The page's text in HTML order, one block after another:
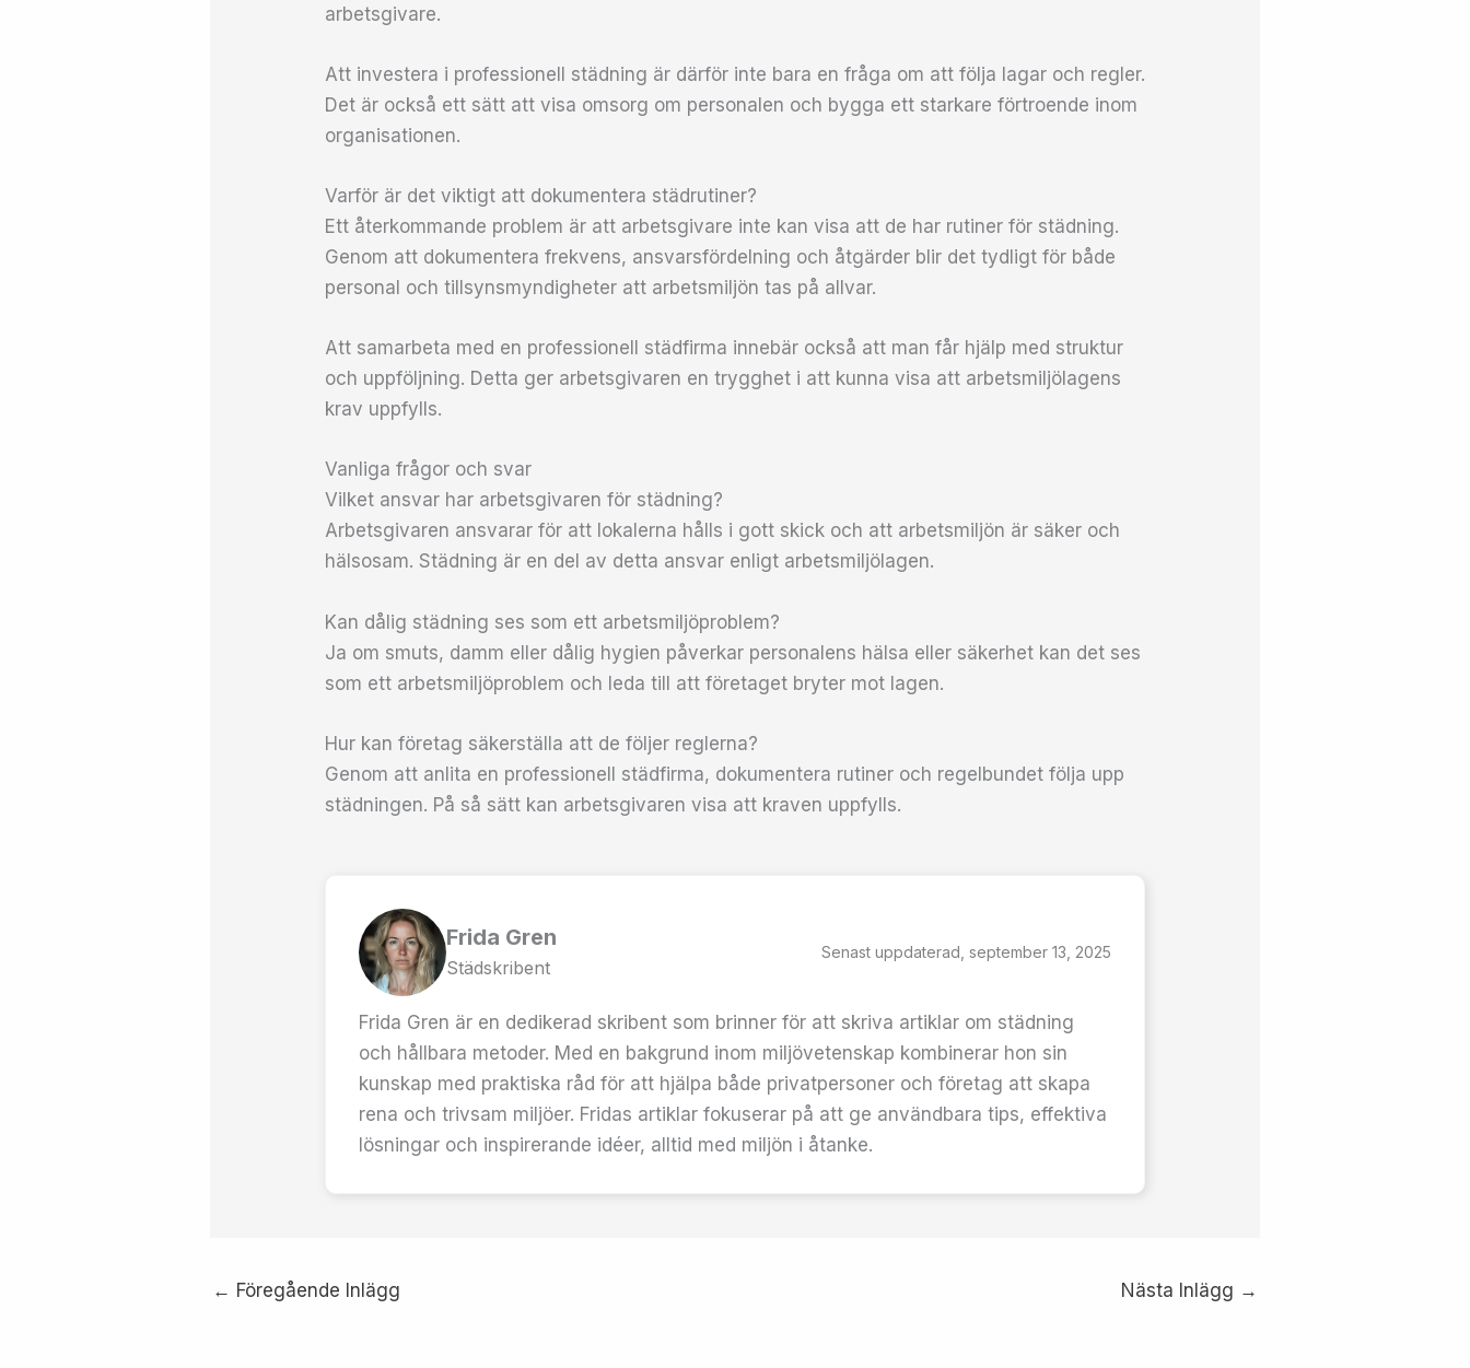
arbetsgivare.
Att investera i professionell städning är därför inte bara en fråga om att följa lagar och regler.
Det är också ett sätt att visa omsorg om personalen och bygga ett starkare förtroende inom
organisationen.
Varför är det viktigt att dokumentera städrutiner?
Ett återkommande problem är att arbetsgivare inte kan visa att de har rutiner för städning.
Genom att dokumentera frekvens, ansvarsfördelning och åtgärder blir det tydligt för både
personal och tillsynsmyndigheter att arbetsmiljön tas på allvar.
Att samarbeta med en professionell städfirma innebär också att man får hjälp med struktur
och uppföljning. Detta ger arbetsgivaren en trygghet i att kunna visa att arbetsmiljölagens
krav uppfylls.
Vanliga frågor och svar
Vilket ansvar har arbetsgivaren för städning?
Arbetsgivaren ansvarar för att lokalerna hålls i gott skick och att arbetsmiljön är säker och
hälsosam. Städning är en del av detta ansvar enligt arbetsmiljölagen.
Kan dålig städning ses som ett arbetsmiljöproblem?
Ja om smuts, damm eller dålig hygien påverkar personalens hälsa eller säkerhet kan det ses
som ett arbetsmiljöproblem och leda till att företaget bryter mot lagen.
Hur kan företag säkerställa att de följer reglerna?
Genom att anlita en professionell städfirma, dokumentera rutiner och regelbundet följa upp
städningen. På så sätt kan arbetsgivaren visa att kraven uppfylls.
Frida Gren
Städskribent
Senast uppdaterad, september 13, 2025
Frida Gren är en dedikerad skribent som brinner för att skriva artiklar om städning
och hållbara metoder. Med en bakgrund inom miljövetenskap kombinerar hon sin
kunskap med praktiska råd för att hjälpa både privatpersoner och företag att skapa
rena och trivsam miljöer. Fridas artiklar fokuserar på att ge användbara tips, effektiva
lösningar och inspirerande idéer, alltid med miljön i åtanke.
← Föregående Inlägg Nästa Inlägg →